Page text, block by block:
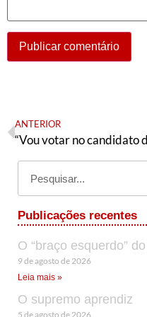
ANTERIOR
Publicações recentes
O “braço esquerdo”
9 de agosto de 2026
Leia mais »
O supremo aprendiz
5 de agosto de 2026